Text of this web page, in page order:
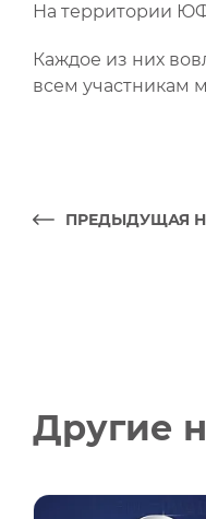
На территории
Каждое из них
всем участникам
ПРЕДЫДУЩАЯ
Другие